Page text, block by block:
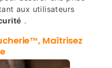
aux utilisateurs
.
, Maîtrisez